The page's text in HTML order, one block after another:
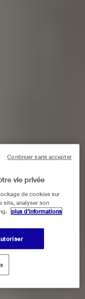
vie privée
de cookies sur
site, analyser son
plus d'informations
Continuer sans accepter